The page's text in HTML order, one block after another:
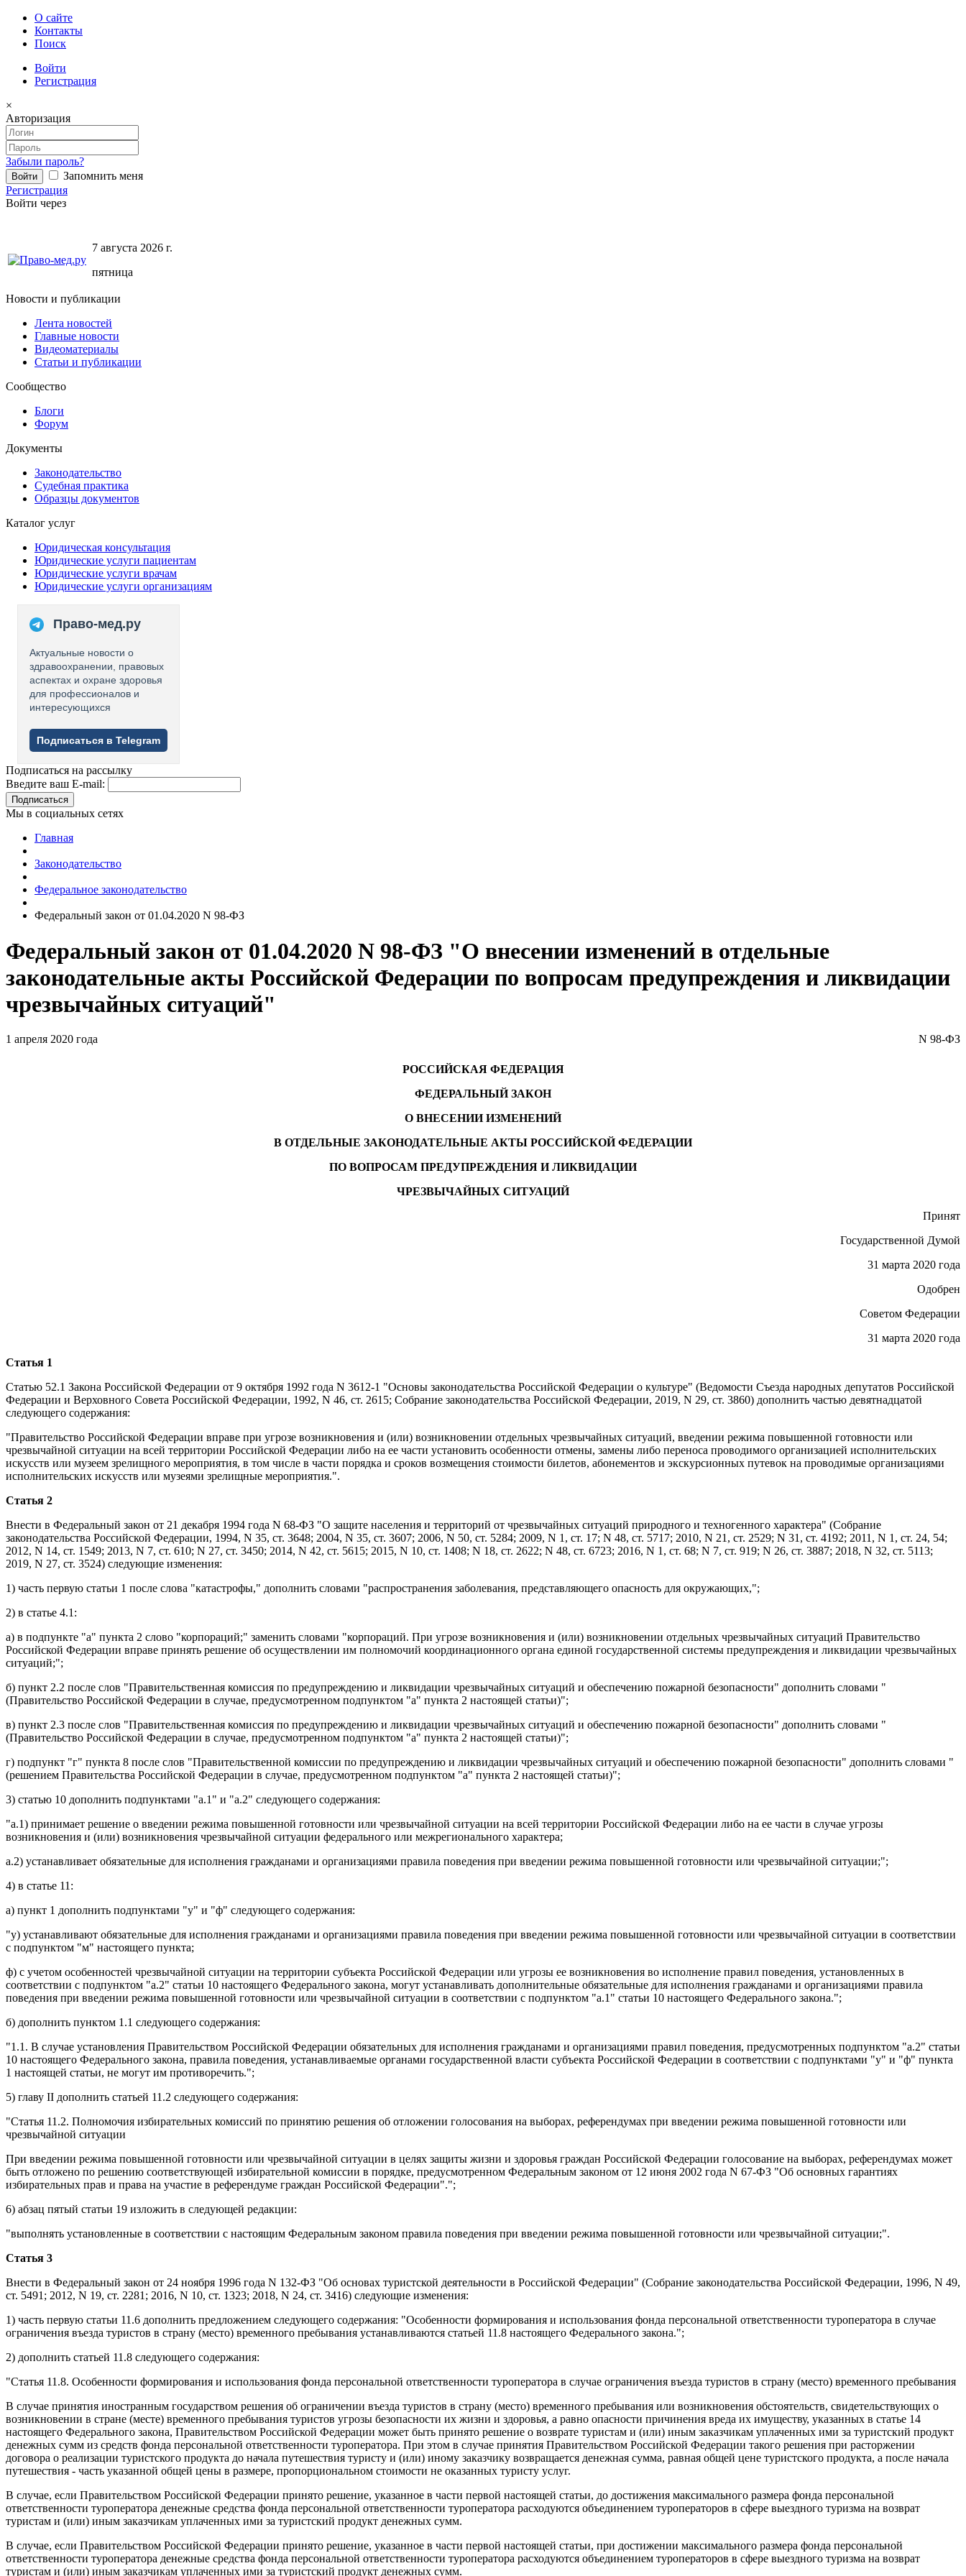
О сайте
Контакты
Поиск
Войти
Регистрация
×
Авторизация
Забыли пароль?
Запомнить меня
Регистрация
Войти через
7 августа 2026 г.
пятница
Новости и публикации
Лента новостей
Главные новости
Видеоматериалы
Статьи и публикации
Сообщество
Блоги
Форум
Документы
Законодательство
Судебная практика
Образцы документов
Каталог услуг
Юридическая консультация
Юридические услуги пациентам
Юридические услуги врачам
Юридические услуги организациям
Право-мед.ру
Актуальные новости о
здравоохранении, правовых
аспектах и охране здоровья
для профессионалов и
интересующихся
Подписаться в Telegram
Подписаться на рассылку
Введите ваш E-mail:
Подписаться
Мы в социальных сетях
Главная
Законодательство
Федеральное законодательство
Федеральный закон от 01.04.2020 N 98-ФЗ
Федеральный закон от 01.04.2020 N 98-ФЗ "О внесении изменений в отдельные
законодательные акты Российской Федерации по вопросам предупреждения и ликвидации
чрезвычайных ситуаций"
1 апреля 2020 года N 98-ФЗ
РОССИЙСКАЯ ФЕДЕРАЦИЯ
ФЕДЕРАЛЬНЫЙ ЗАКОН
О ВНЕСЕНИИ ИЗМЕНЕНИЙ
В ОТДЕЛЬНЫЕ ЗАКОНОДАТЕЛЬНЫЕ АКТЫ РОССИЙСКОЙ ФЕДЕРАЦИИ
ПО ВОПРОСАМ ПРЕДУПРЕЖДЕНИЯ И ЛИКВИДАЦИИ
ЧРЕЗВЫЧАЙНЫХ СИТУАЦИЙ
Принят
Государственной Думой
31 марта 2020 года
Одобрен
Советом Федерации
31 марта 2020 года
Статья 1
Статью 52.1 Закона Российской Федерации от 9 октября 1992 года N 3612-1 "Основы законодательства Российской Федерации о культуре" (Ведомости Съезда народных депутатов Российской
Федерации и Верховного Совета Российской Федерации, 1992, N 46, ст. 2615; Собрание законодательства Российской Федерации, 2019, N 29, ст. 3860) дополнить частью девятнадцатой
следующего содержания:
"Правительство Российской Федерации вправе при угрозе возникновения и (или) возникновении отдельных чрезвычайных ситуаций, введении режима повышенной готовности или
чрезвычайной ситуации на всей территории Российской Федерации либо на ее части установить особенности отмены, замены либо переноса проводимого организацией исполнительских
искусств или музеем зрелищного мероприятия, в том числе в части порядка и сроков возмещения стоимости билетов, абонементов и экскурсионных путевок на проводимые организациями
исполнительских искусств или музеями зрелищные мероприятия.".
Статья 2
Внести в Федеральный закон от 21 декабря 1994 года N 68-ФЗ "О защите населения и территорий от чрезвычайных ситуаций природного и техногенного характера" (Собрание
законодательства Российской Федерации, 1994, N 35, ст. 3648; 2004, N 35, ст. 3607; 2006, N 50, ст. 5284; 2009, N 1, ст. 17; N 48, ст. 5717; 2010, N 21, ст. 2529; N 31, ст. 4192; 2011, N 1, ст. 24, 54;
2012, N 14, ст. 1549; 2013, N 7, ст. 610; N 27, ст. 3450; 2014, N 42, ст. 5615; 2015, N 10, ст. 1408; N 18, ст. 2622; N 48, ст. 6723; 2016, N 1, ст. 68; N 7, ст. 919; N 26, ст. 3887; 2018, N 32, ст. 5113;
2019, N 27, ст. 3524) следующие изменения:
1) часть первую статьи 1 после слова "катастрофы," дополнить словами "распространения заболевания, представляющего опасность для окружающих,";
2) в статье 4.1:
а) в подпункте "а" пункта 2 слово "корпораций;" заменить словами "корпораций. При угрозе возникновения и (или) возникновении отдельных чрезвычайных ситуаций Правительство
Российской Федерации вправе принять решение об осуществлении им полномочий координационного органа единой государственной системы предупреждения и ликвидации чрезвычайных
ситуаций;";
б) пункт 2.2 после слов "Правительственная комиссия по предупреждению и ликвидации чрезвычайных ситуаций и обеспечению пожарной безопасности" дополнить словами "
(Правительство Российской Федерации в случае, предусмотренном подпунктом "а" пункта 2 настоящей статьи)";
в) пункт 2.3 после слов "Правительственная комиссия по предупреждению и ликвидации чрезвычайных ситуаций и обеспечению пожарной безопасности" дополнить словами "
(Правительство Российской Федерации в случае, предусмотренном подпунктом "а" пункта 2 настоящей статьи)";
г) подпункт "г" пункта 8 после слов "Правительственной комиссии по предупреждению и ликвидации чрезвычайных ситуаций и обеспечению пожарной безопасности" дополнить словами "
(решением Правительства Российской Федерации в случае, предусмотренном подпунктом "а" пункта 2 настоящей статьи)";
3) статью 10 дополнить подпунктами "а.1" и "а.2" следующего содержания:
"а.1) принимает решение о введении режима повышенной готовности или чрезвычайной ситуации на всей территории Российской Федерации либо на ее части в случае угрозы
возникновения и (или) возникновения чрезвычайной ситуации федерального или межрегионального характера;
а.2) устанавливает обязательные для исполнения гражданами и организациями правила поведения при введении режима повышенной готовности или чрезвычайной ситуации;";
4) в статье 11:
а) пункт 1 дополнить подпунктами "у" и "ф" следующего содержания:
"у) устанавливают обязательные для исполнения гражданами и организациями правила поведения при введении режима повышенной готовности или чрезвычайной ситуации в соответствии
с подпунктом "м" настоящего пункта;
ф) с учетом особенностей чрезвычайной ситуации на территории субъекта Российской Федерации или угрозы ее возникновения во исполнение правил поведения, установленных в
соответствии с подпунктом "а.2" статьи 10 настоящего Федерального закона, могут устанавливать дополнительные обязательные для исполнения гражданами и организациями правила
поведения при введении режима повышенной готовности или чрезвычайной ситуации в соответствии с подпунктом "а.1" статьи 10 настоящего Федерального закона.";
б) дополнить пунктом 1.1 следующего содержания:
"1.1. В случае установления Правительством Российской Федерации обязательных для исполнения гражданами и организациями правил поведения, предусмотренных подпунктом "а.2" статьи
10 настоящего Федерального закона, правила поведения, устанавливаемые органами государственной власти субъекта Российской Федерации в соответствии с подпунктами "у" и "ф" пункта
1 настоящей статьи, не могут им противоречить.";
5) главу II дополнить статьей 11.2 следующего содержания:
"Статья 11.2. Полномочия избирательных комиссий по принятию решения об отложении голосования на выборах, референдумах при введении режима повышенной готовности или
чрезвычайной ситуации
При введении режима повышенной готовности или чрезвычайной ситуации в целях защиты жизни и здоровья граждан Российской Федерации голосование на выборах, референдумах может
быть отложено по решению соответствующей избирательной комиссии в порядке, предусмотренном Федеральным законом от 12 июня 2002 года N 67-ФЗ "Об основных гарантиях
избирательных прав и права на участие в референдуме граждан Российской Федерации".";
6) абзац пятый статьи 19 изложить в следующей редакции:
"выполнять установленные в соответствии с настоящим Федеральным законом правила поведения при введении режима повышенной готовности или чрезвычайной ситуации;".
Статья 3
Внести в Федеральный закон от 24 ноября 1996 года N 132-ФЗ "Об основах туристской деятельности в Российской Федерации" (Собрание законодательства Российской Федерации, 1996, N 49,
ст. 5491; 2012, N 19, ст. 2281; 2016, N 10, ст. 1323; 2018, N 24, ст. 3416) следующие изменения:
1) часть первую статьи 11.6 дополнить предложением следующего содержания: "Особенности формирования и использования фонда персональной ответственности туроператора в случае
ограничения въезда туристов в страну (место) временного пребывания устанавливаются статьей 11.8 настоящего Федерального закона.";
2) дополнить статьей 11.8 следующего содержания:
"Статья 11.8. Особенности формирования и использования фонда персональной ответственности туроператора в случае ограничения въезда туристов в страну (место) временного пребывания
В случае принятия иностранным государством решения об ограничении въезда туристов в страну (место) временного пребывания или возникновения обстоятельств, свидетельствующих о
возникновении в стране (месте) временного пребывания туристов угрозы безопасности их жизни и здоровья, а равно опасности причинения вреда их имуществу, указанных в статье 14
настоящего Федерального закона, Правительством Российской Федерации может быть принято решение о возврате туристам и (или) иным заказчикам уплаченных ими за туристский продукт
денежных сумм из средств фонда персональной ответственности туроператора. При этом в случае принятия Правительством Российской Федерации такого решения при расторжении
договора о реализации туристского продукта до начала путешествия туристу и (или) иному заказчику возвращается денежная сумма, равная общей цене туристского продукта, а после начала
путешествия - часть указанной общей цены в размере, пропорциональном стоимости не оказанных туристу услуг.
В случае, если Правительством Российской Федерации принято решение, указанное в части первой настоящей статьи, до достижения максимального размера фонда персональной
ответственности туроператора денежные средства фонда персональной ответственности туроператора расходуются объединением туроператоров в сфере выездного туризма на возврат
туристам и (или) иным заказчикам уплаченных ими за туристский продукт денежных сумм.
В случае, если Правительством Российской Федерации принято решение, указанное в части первой настоящей статьи, при достижении максимального размера фонда персональной
ответственности туроператора денежные средства фонда персональной ответственности туроператора расходуются объединением туроператоров в сфере выездного туризма на возврат
туристам и (или) иным заказчикам уплаченных ими за туристский продукт денежных сумм.